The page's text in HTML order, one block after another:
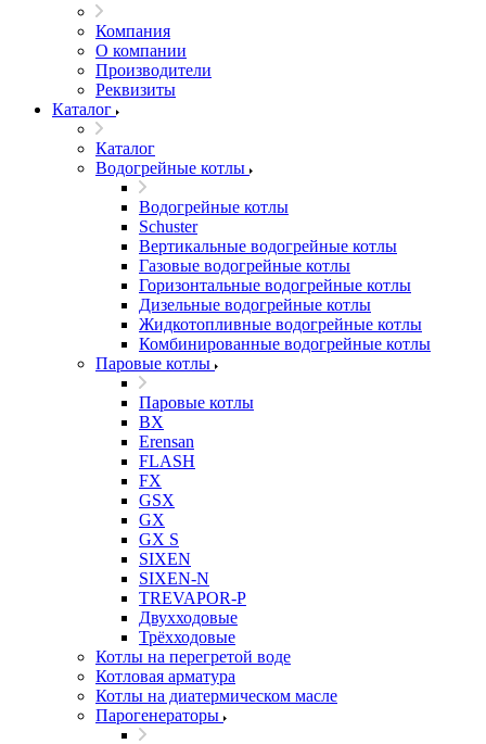
Компания
О компании
Производители
Реквизиты
Каталог
Каталог
Водогрейные котлы
Водогрейные котлы
Schuster
Вертикальные водогрейные котлы
Газовые водогрейные котлы
Горизонтальные водогрейные котлы
Дизельные водогрейные котлы
Жидкотопливные водогрейные котлы
Комбинированные водогрейные котлы
Паровые котлы
Паровые котлы
BX
Erensan
FLASH
FX
GSX
GX
GX S
SIXEN
SIXEN-N
TREVAPOR-P
Двухходовые
Трёхходовые
Котлы на перегретой воде
Котловая арматура
Котлы на диатермическом масле
Парогенераторы